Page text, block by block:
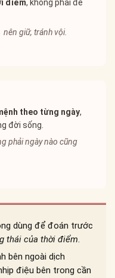
điểm, không phải để
giữ, tránh vội.
theo từng ngày,
đời sống.
phải ngày nào cũng
dùng để đoán trước
thái của thời điểm.
bên ngoài dịch
điệu bên trong cần